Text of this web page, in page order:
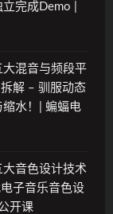
完成Demo |
混音与频段平
解 – 驯服动态
水！| 蝙蝠电
音色设计技术
子音乐音色设
开课